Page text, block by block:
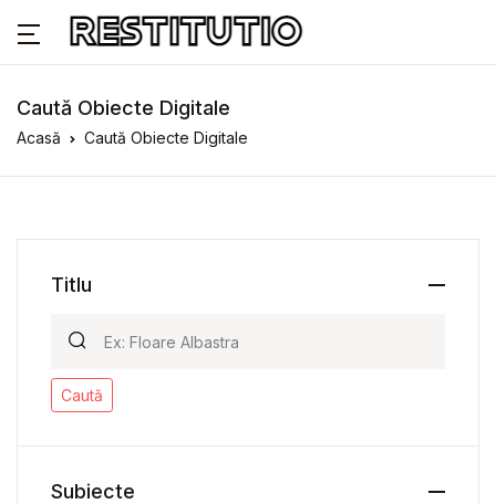
Caută Obiecte Digitale
Acasă Caută Obiecte Digitale
Titlu
Caută
Subiecte